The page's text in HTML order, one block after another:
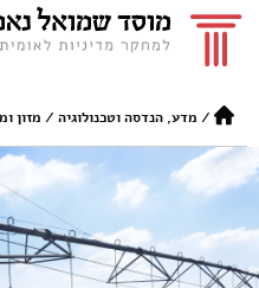
/ מדע, הנדסה וטכנולוגיה / מזון